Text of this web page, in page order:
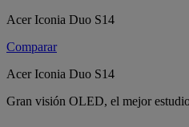
Acer Iconia Duo S14
Comparar
Acer Iconia Duo S14
Gran visión OLED, el mejor